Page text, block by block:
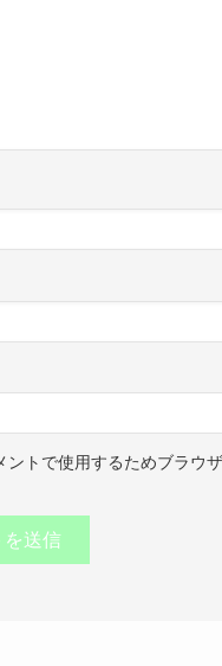
ントで使用するためブラウ